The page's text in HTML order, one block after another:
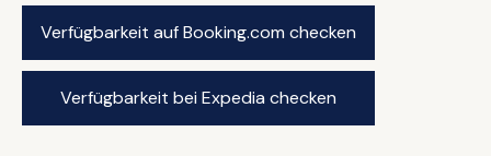
Verfügbarkeit auf Booking.com checken
Verfügbarkeit bei Expedia checken